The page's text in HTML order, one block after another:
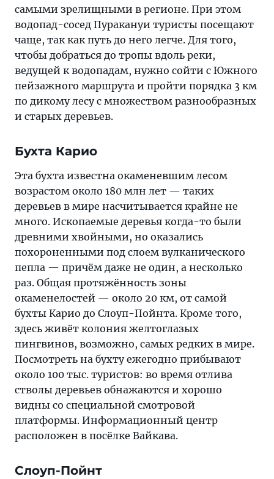
самыми зрелищными в регионе. При этом
водопад-сосед Пуракануи туристы посещают
чаще, так как путь до него легче. Для того,
чтобы добраться до тропы вдоль реки,
ведущей к водопадам, нужно сойти с Южного
пейзажного маршрута и пройти порядка 3 км
по дикому лесу с множеством разнообразных
и старых деревьев.
Бухта Карио
Эта бухта известна окаменевшим лесом
возрастом около 180 млн лет — таких
деревьев в мире насчитывается крайне не
много. Ископаемые деревья когда-то были
древними хвойными, но оказались
похороненными под слоем вулканического
пепла — причём даже не один, а несколько
раз. Общая протяжённость зоны
окаменелостей — около 20 км, от самой
бухты Карио до Слоуп-Пойнта. Кроме того,
здесь живёт колония желтоглазых
пингвинов, возможно, самых редких в мире.
Посмотреть на бухту ежегодно прибывают
около 100 тыс. туристов: во время отлива
стволы деревьев обнажаются и хорошо
видны со специальной смотровой
платформы. Информационный центр
расположен в посёлке Вайкава.
Слоуп-Пойнт